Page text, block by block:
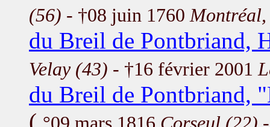
(56) - †08 juin 1760
du Breil de Pontbriand,
Velay (43) - †16 février 2001
du Breil de Pontbriand,
(